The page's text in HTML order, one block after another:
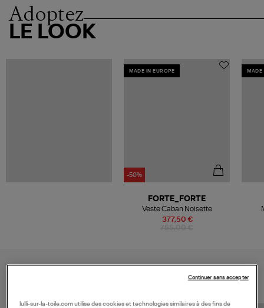
Adoptez
LE LOOK
MADE IN EUROPE
-50%
377,50 €
FORTE_FORTE
Veste Caban Noisette
MADE
VOUS AIMEREZ AUSSI
lulli-sur-la-toile.com utilise des cookies et technologies similaires à des fins de
Continuer sans accepter